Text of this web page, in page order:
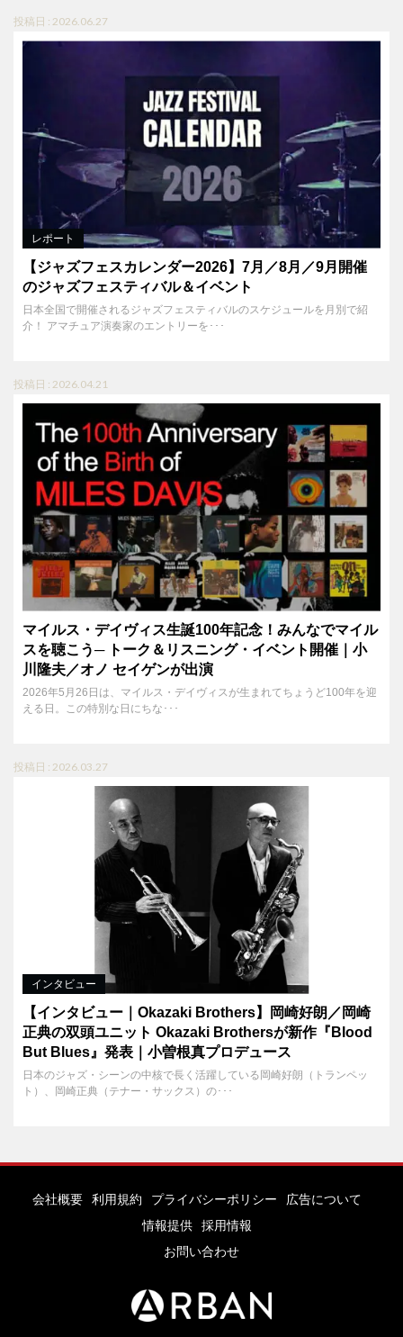
投稿日 : 2026.06.27
レポート
【ジャズフェスカレンダー2026】7月／8月／9月開催
のジャズフェスティバル＆イベント
日本全国で開催されるジャズフェスティバルのスケジュールを月別で紹
介！ アマチュア演奏家のエントリーを･･･
投稿日 : 2026.04.21
マイルス・デイヴィス生誕100年記念！みんなでマイル
スを聴こう─ トーク＆リスニング・イベント開催｜小
川隆夫／オノ セイゲンが出演
2026年5月26日は、マイルス・デイヴィスが生まれてちょうど100年を迎
える日。この特別な日にちな･･･
投稿日 : 2026.03.27
インタビュー
【インタビュー｜Okazaki Brothers】岡崎好朗／岡崎
正典の双頭ユニット Okazaki Brothersが新作『Blood
But Blues』発表｜小曽根真プロデュース
日本のジャズ・シーンの中核で長く活躍している岡崎好朗（トランペッ
ト）、岡崎正典（テナー・サックス）の･･･
会社概要 利用規約 プライバシーポリシー
広告について
情報提供
採用情報
お問い合わせ